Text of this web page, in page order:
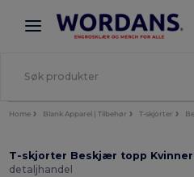
× Wordans-app
Bedre priser i appen!
Home Blank Apparel | Tilbehør T-skjorter
T-skjorter Beskjær topp Kvinner
detaljhandel